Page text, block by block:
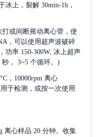
冰上，裂解 30min-1h，
或间断摇动离心管，使
，可以使用超声波破碎
功率 150-300W, 冰上超声
， 3~5 个循环。)
，10000rpm 离心
于检测，或按一次使用
离心样品 20 分钟。收集